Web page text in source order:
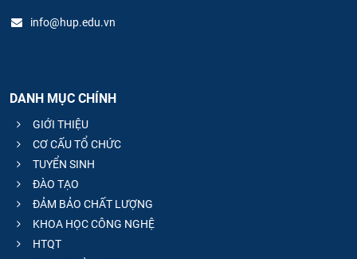
info@hup.edu.vn
DANH MỤC CHÍNH
GIỚI THIỆU
CƠ CẤU TỔ CHỨC
TUYỂN SINH
ĐÀO TẠO
ĐẢM BẢO CHẤT LƯỢNG
KHOA HỌC CÔNG NGHỆ
HTQT